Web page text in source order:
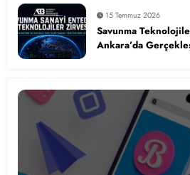
15 Temmuz 2026
Savunma
Ankara’da